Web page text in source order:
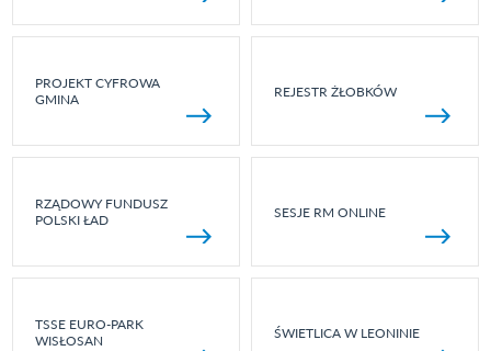
PROJEKT CYFROWA
GMINA
REJESTR ŻŁOBKÓW
RZĄDOWY FUNDUSZ
POLSKI ŁAD
SESJE RM ONLINE
TSSE EURO-PARK
WISŁOSAN
ŚWIETLICA W LEONINIE